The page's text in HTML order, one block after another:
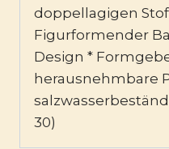
doppellagigen
Figurformender
Design *
herausnehmbare
30)